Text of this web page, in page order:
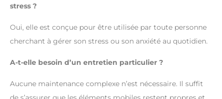
stress ?
Oui, elle est conçue pour être utilisée par toute personne
cherchant à gérer son stress ou son anxiété au quotidien.
A-t-elle besoin d’un entretien particulier ?
Aucune maintenance complexe n’est nécessaire. Il suffit